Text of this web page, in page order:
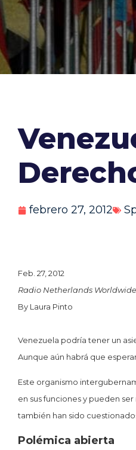
febrero 27, 2012
Feb. 27, 2012
Radio Netherlands Worldwide
By Laura Pinto
Venezuela podría tener un
Aunque aún habrá que
Este organismo
en sus funciones y pueden
también han sido
Polémica abierta